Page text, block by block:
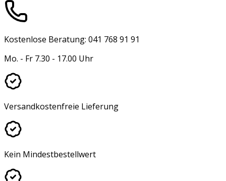
Kostenlose Beratung: 041 768 91 91
Mo. - Fr 7.30 - 17.00 Uhr
Versandkostenfreie Lieferung
Kein Mindestbestellwert